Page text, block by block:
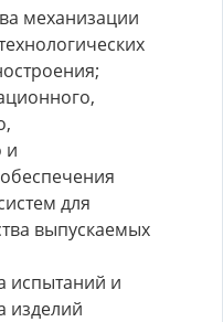
механизации
и
для
выпускаемых
испытаний и
изделий